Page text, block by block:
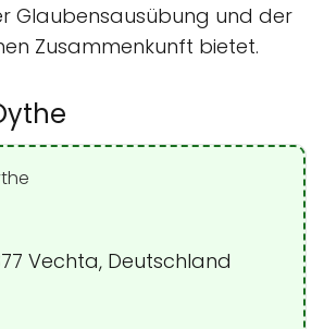
Glaubensausübung und der
Zusammenkunft bietet.
Vechta, Deutschland